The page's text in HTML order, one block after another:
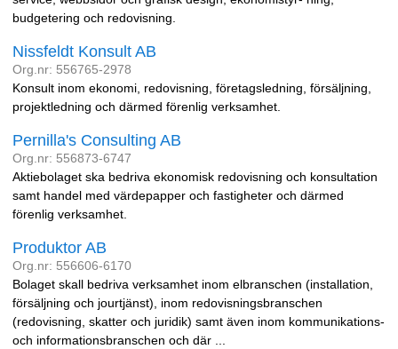
budgetering och redovisning.
Nissfeldt Konsult AB
Org.nr: 556765-2978
Konsult inom ekonomi, redovisning, företagsledning, försäljning,
projektledning och därmed förenlig verksamhet.
Pernilla's Consulting AB
Org.nr: 556873-6747
Aktiebolaget ska bedriva ekonomisk redovisning och konsultation
samt handel med värdepapper och fastigheter och därmed
förenlig verksamhet.
Produktor AB
Org.nr: 556606-6170
Bolaget skall bedriva verksamhet inom elbranschen (installation,
försäljning och jourtjänst), inom redovisningsbranschen
(redovisning, skatter och juridik) samt även inom kommunikations-
och informationsbranschen och där ...